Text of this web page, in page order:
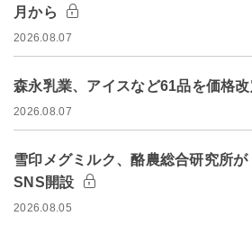
月から
2026.08.07
森永乳業、アイスなど61品を価格
2026.08.07
雪印メグミルク、酪農総合研究所が
SNS開設
2026.08.05